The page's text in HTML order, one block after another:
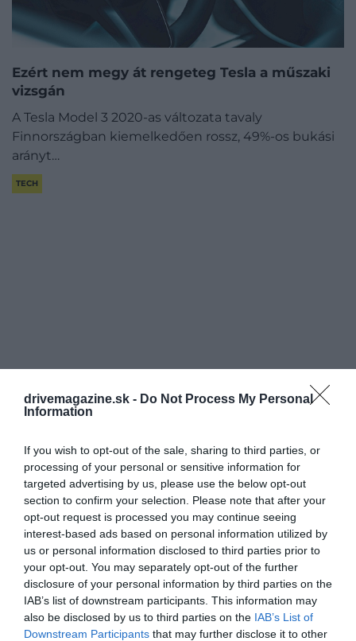
drivemagazine.sk - Do Not Process My Personal
Information
If you wish to opt-out of the sale, sharing to third parties, or
processing of your personal or sensitive information for
targeted advertising by us, please use the below opt-out
section to confirm your selection. Please note that after your
opt-out request is processed you may continue seeing
interest-based ads based on personal information utilized by
us or personal information disclosed to third parties prior to
your opt-out. You may separately opt-out of the further
disclosure of your personal information by third parties on the
IAB’s list of downstream participants. This information may
also be disclosed by us to third parties on the IAB’s List of
Downstream Participants that may further disclose it to other
Ezért nem megy át rengeteg Tesla a műszaki
vizsgán
A Tesla Model 3 2020-as változata tavaly
Finnországban kiemelkedően rossz, 49%-os bukási
arányt…
TECH